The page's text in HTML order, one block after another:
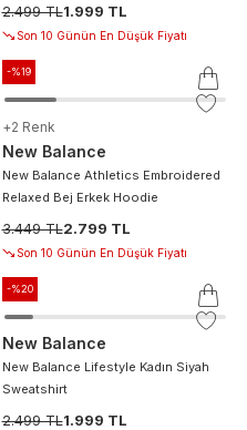
2.499 TL1.999 TL
Son 10 Günün En Düşük Fiyatı
-%19
+2 Renk
New Balance
New Balance Athletics Embroidered
Relaxed Bej Erkek Hoodie
3.449 TL2.799 TL
Son 10 Günün En Düşük Fiyatı
-%20
New Balance
New Balance Lifestyle Kadın Siyah
Sweatshirt
2.499 TL1.999 TL